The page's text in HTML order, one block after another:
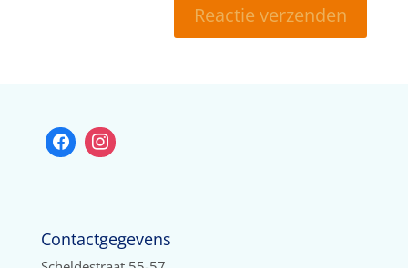
Contactgegevens